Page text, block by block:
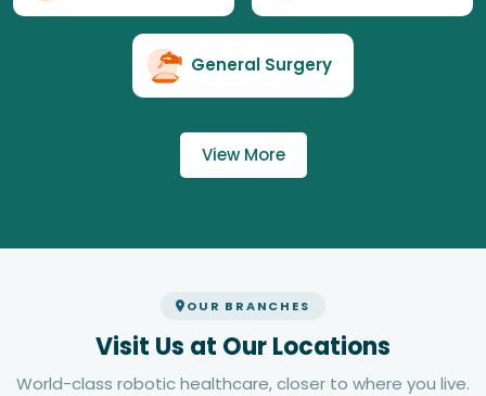
General Surgery
View More
OUR BRANCHES
Visit Us at Our Locations
World-class robotic healthcare, closer to where you live.